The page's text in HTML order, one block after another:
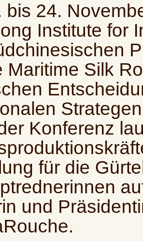
bis 24.
Institute for
Maritime Silk
Konferenz
für die
und